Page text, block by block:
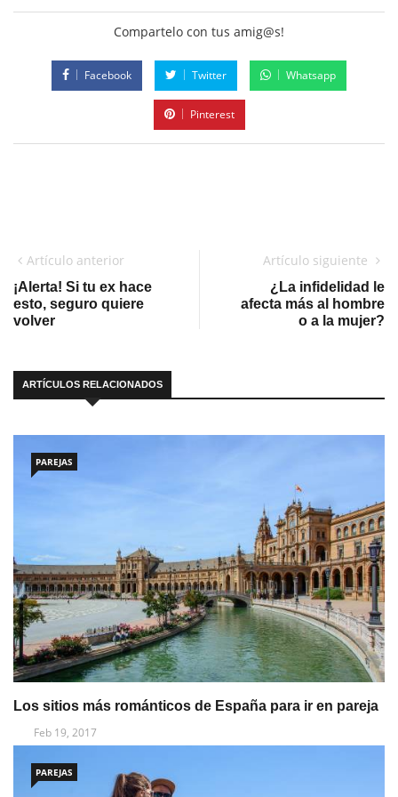
Compartelo con tus amig@s!
Facebook Twitter Whatsapp
Pinterest
Artículo anterior
¡Alerta! Si tu ex hace
esto, seguro quiere
volver
Artículo siguiente
¿La infidelidad le
afecta más al hombre
o a la mujer?
ARTÍCULOS RELACIONADOS
PAREJAS
Los sitios más románticos de España para ir en pareja
Feb 19, 2017
PAREJAS